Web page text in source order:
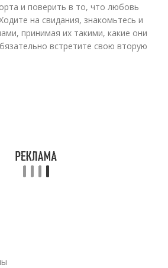
и поверить в то, что любовь
на свидания, знакомьтесь и
принимая их такими, какие они
встретите свою вторую